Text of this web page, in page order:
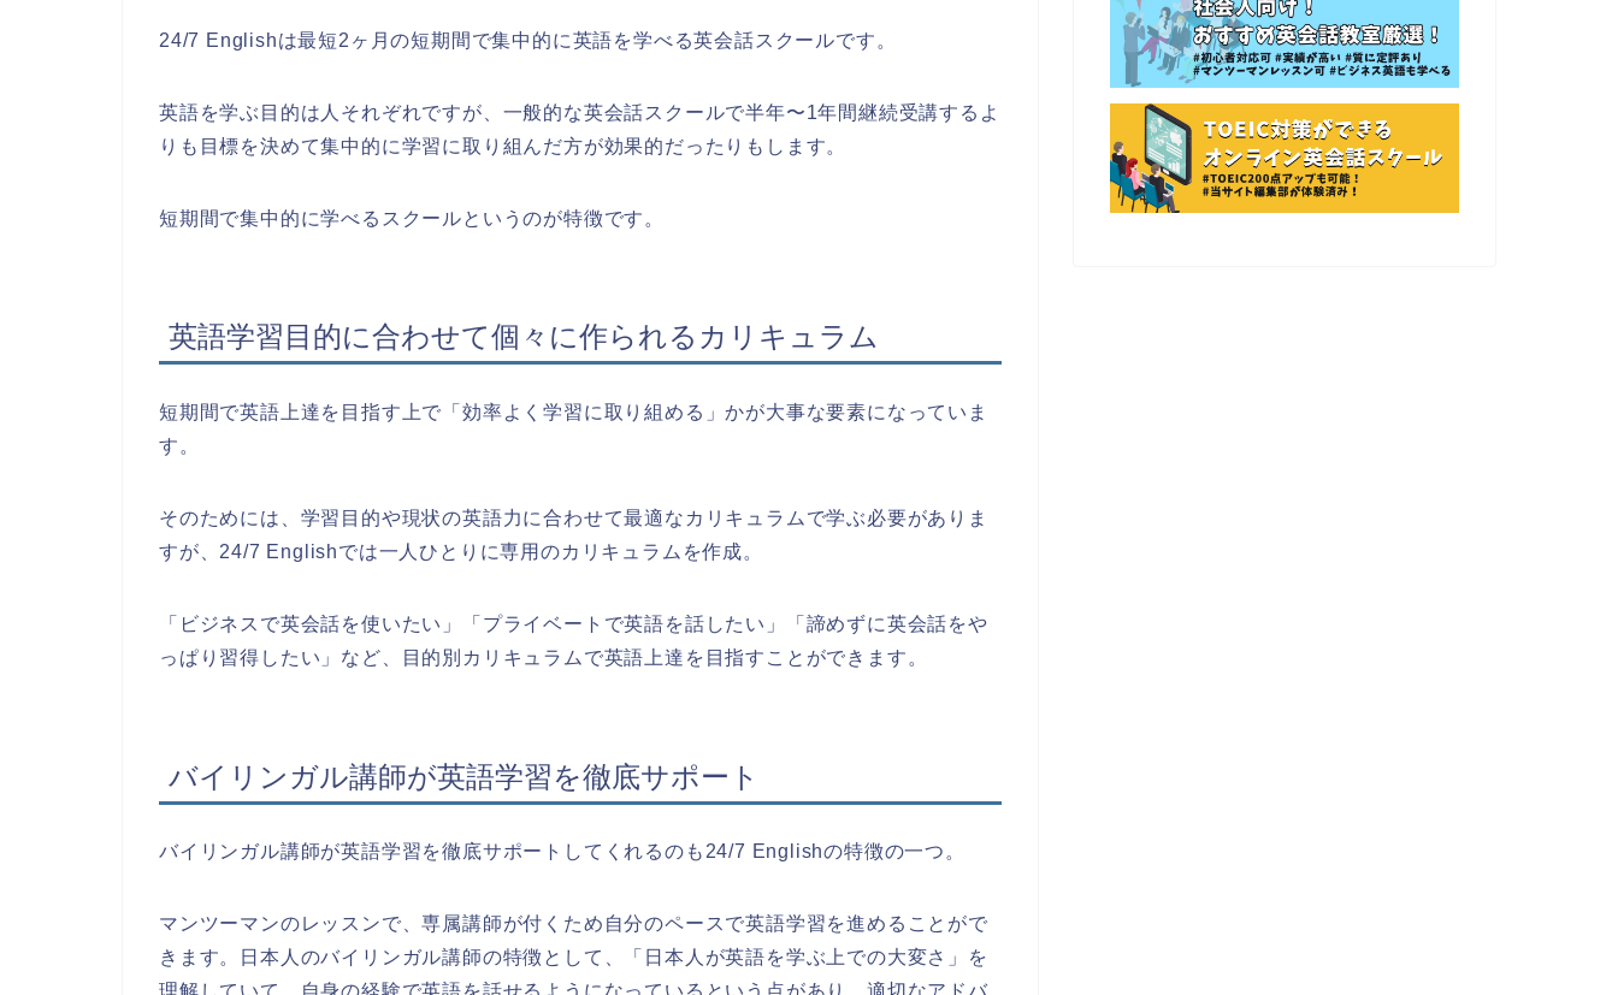
24/7 Englishは最短2ヶ月の短期間で集中的に英語を学べる英会話スクールです。
英語を学ぶ目的は人それぞれですが、一般的な英会話スクールで半年〜1年間継続受講するよ
りも目標を決めて集中的に学習に取り組んだ方が効果的だったりもします。
短期間で集中的に学べるスクールというのが特徴です。
英語学習目的に合わせて個々に作られるカリキュラム
短期間で英語上達を目指す上で「効率よく学習に取り組める」かが大事な要素になっていま
す。
そのためには、学習目的や現状の英語力に合わせて最適なカリキュラムで学ぶ必要がありま
すが、24/7 Englishでは一人ひとりに専用のカリキュラムを作成。
「ビジネスで英会話を使いたい」「プライベートで英語を話したい」「諦めずに英会話をや
っぱり習得したい」など、目的別カリキュラムで英語上達を目指すことができます。
バイリンガル講師が英語学習を徹底サポート
バイリンガル講師が英語学習を徹底サポートしてくれるのも24/7 Englishの特徴の一つ。
マンツーマンのレッスンで、専属講師が付くため自分のペースで英語学習を進めることがで
きます。日本人のバイリンガル講師の特徴として、「日本人が英語を学ぶ上での大変さ」を